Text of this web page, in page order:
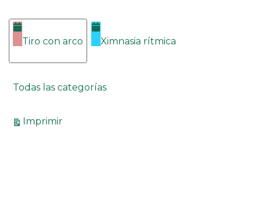
Tiro con arco Ximnasia rítmica
Todas las categorías
ImprimirVistas